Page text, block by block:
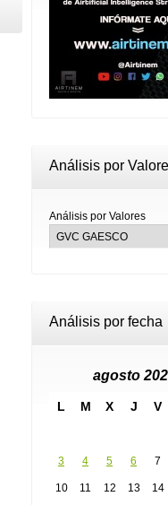
Análisis por
Análisis por Valores
Análisis por fecha
agosto
L M X J V
3 4 5 6 7
10 11 12 13 14